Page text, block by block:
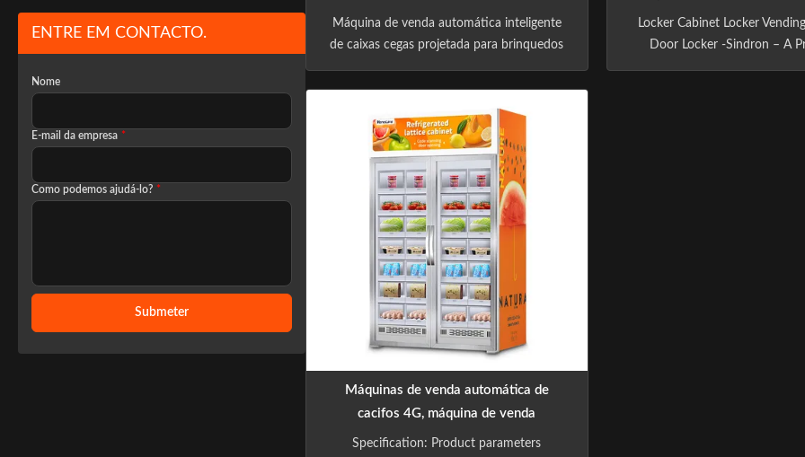
ENTRE EM CONTACTO.
Nome
E-mail da empresa *
Como podemos ajudá-lo? *
Submeter
sensível ao toque, gerenciamento
remoto e vitrine personalizável para
Máquina de venda automática inteligente
de caixas cegas projetada para brinquedos
de designers e empresas de varejo de
entretenimento. Apresentando uma
grande tela sensível ao toque, design de
display de gabinete duplo, sistema de
entrega inteligente e gerenciamento de
operação remota, este sistema de venda
automática automatizado
do cacifo do pagamento
Locker Cabinet Locker
Door Locker -Sindron – A
Máquinas de venda automática de
cacifos 4G, máquina de venda
automática do sistema MDB 24 horas
Specification: Product parameters